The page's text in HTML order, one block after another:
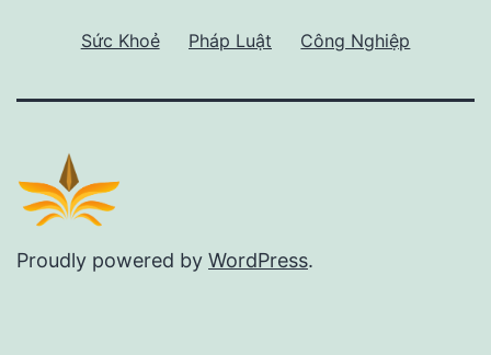
Sức Khoẻ Pháp Luật Công Nghiệp
Proudly powered by WordPress.